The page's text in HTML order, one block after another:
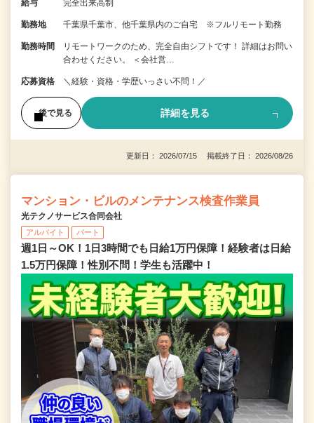
給与 完全出来高制
勤務地 千葉県千葉市、他千葉県内のご自宅 ※フルリモート勤務
勤務時間
リモートワークのため、完全自由シフトです！ 詳細はお問い
合わせください。 ＜会社営…
応募資格 ＼経験・資格・学歴いっさい不問！／
後で見る 詳細を見る
更新日： 2026/07/15 掲載終了日： 2026/08/26
マンション・ビルのメンテナンス検査作業員
光テクノサービス合同会社
アルバイト パート
週1日～OK！1日3時間でも日給1万円保障！経験者は日給
1.5万円保障！性別不問！学生も活躍中！